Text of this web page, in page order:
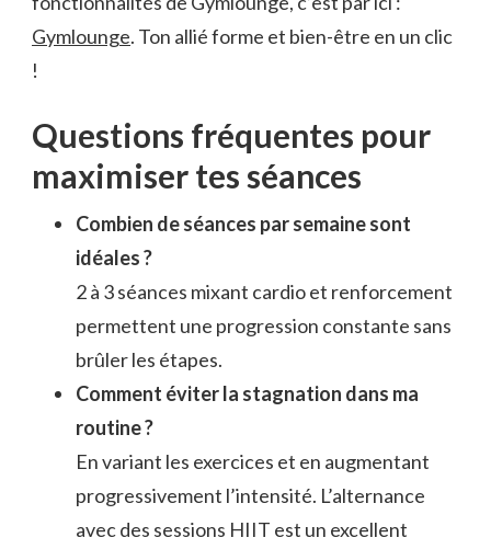
Gymlounge. Ton allié forme et bien-être en un clic
!
Questions fréquentes pour
maximiser tes séances
Combien de séances par semaine sont
idéales ?
2 à 3 séances mixant cardio et renforcement
permettent une progression constante sans
brûler les étapes.
Comment éviter la stagnation dans ma
routine ?
En variant les exercices et en augmentant
progressivement l’intensité. L’alternance
avec des sessions HIIT est un excellent